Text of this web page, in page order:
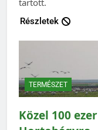
Részletek
TERMÉSZET
Közel 100